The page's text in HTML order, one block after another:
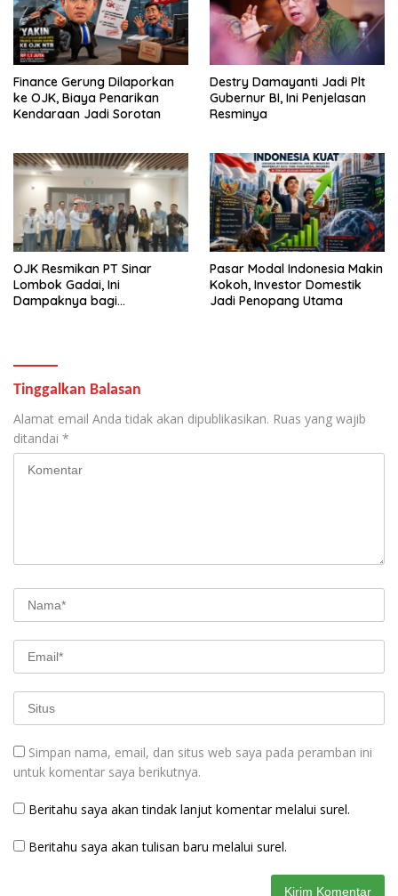
Finance Gerung Dilaporkan
ke OJK, Biaya Penarikan
Kendaraan Jadi Sorotan
Destry Damayanti Jadi Plt
Gubernur BI, Ini Penjelasan
Resminya
OJK Resmikan PT Sinar
Lombok Gadai, Ini
Dampaknya bagi
Pasar Modal Indonesia Makin
Kokoh, Investor Domestik
Jadi Penopang Utama
Tinggalkan Balasan
Alamat email Anda tidak akan dipublikasikan. Ruas yang wajib
ditandai *
Simpan nama, email, dan situs web saya pada peramban ini
untuk komentar saya berikutnya.
Beritahu saya akan tindak lanjut komentar melalui surel.
Beritahu saya akan tulisan baru melalui surel.